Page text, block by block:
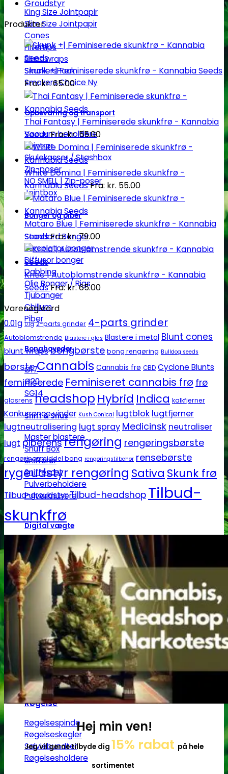
King Size Jointpapir
Slim Size Jointpapir
Cones
Filtertips
Blunt wraps
SmokersPack
Smokers Choice
Opbevaring og transport
Vacuum beholdere
Jointrør
Skulekasser / Stashbox
Zip-poser
NO SMELL | Zip-poser
Jointbox
Bonger og piber
Standard Bonger
Percolator bonger
Diffusor bonger
Dabbing
Olie Bonger / Rigs
Tjubanger
Chillum
Piber
Bonghoveder
Ø17
Ø20
SG14
Sniff & Snus
Master blastere
Snuff Box
Snifferør
Sniffesæt
Pulverbeholdere
Pulverknusere
Digital vægte
0,1g vægte
0,01g vægte
0,001g vægte
Grindere
2-Parts grindere
3-Parts grindere
4-Parts grindere
5-Parts grindere
Keramiske grindere
Røgelse
Røgelsespinde
Røgelseskegler
Salviebundter
Røgelsesholdere
Groudstyr
Produkter
Skunk +| Feminiserede skunkfrø - Kannabia Seeds
Fra:kr.65.00
Thai Fantasy | Feminiserede skunkfrø - Kannabia
SeedsFra:kr.55.00
White Domina | Feminiserede skunkfrø -
Kannabia SeedsFra: kr. 55.00
Mataro Blue | Feminiserede skunkfrø - Kannabia
SeedsFra:kr.79.00
Kritic | Autoblomstrende skunkfrø - Kannabia
SeedsFra:kr.65.00
Varenøgleord
0.01g 0.1g 2-parts grinder 4-parts grinder
Autoblomstrende Blastere i glas Blastere i metal Blunt cones
blunt wrapsbongbørste bong rengøring Bulldog seeds
børsteCannabis Cannabis frø CBD Cyclone Blunts
feminiserede Feminiseret cannabis frø frø
glasrens headshop Hybrid Indica kalkfjerner
Konkurrence vinder Kush Conical lugtblok lugtfjerner
lugtneutralisering lugt spray Medicinsk neutraliser
lugt piberensrengøring rengøringsbørste
rengøringsmiddel bong rengøringstilbehør rensebørste
rygeudstyr rengøring Sativa Skunk frø
Tilbud-groudstyrTilbud-headshop Tilbud-
skunkfrø
Hej min ven!
Jeg vil gerne tilbyde dig 15% rabat på hele
sortimentet